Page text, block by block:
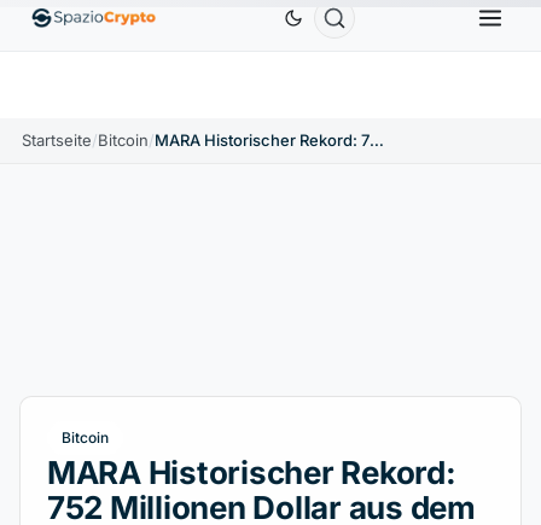
EthereumETH1.880,58 $ Tether USDT0,9991 $ BNBBNB
Startseite/Bitcoin/ MARA Historischer Rekord: 752 Millionen Dollar aus dem Bitcoin-Bergbau
Bitcoin
MARA Historischer Rekord:
752 Millionen Dollar aus dem